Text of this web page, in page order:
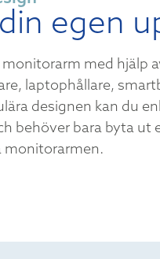
egen
med hjälp
laptophållare,
designen kan du
behöver bara byta ut
monitorarmen.